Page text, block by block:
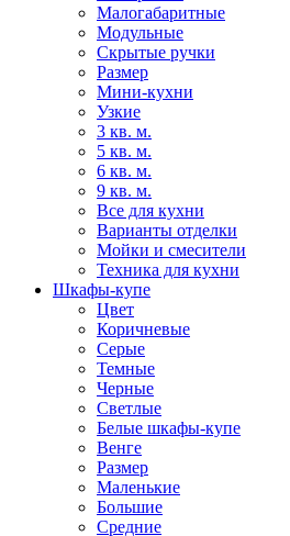
Малогабаритные
Модульные
Скрытые ручки
Размер
Мини-кухни
Узкие
3 кв. м.
5 кв. м.
6 кв. м.
9 кв. м.
Все для кухни
Варианты отделки
Мойки и смесители
Техника для кухни
Шкафы-купе
Цвет
Коричневые
Серые
Темные
Черные
Светлые
Белые шкафы-купе
Венге
Размер
Маленькие
Большие
Средние